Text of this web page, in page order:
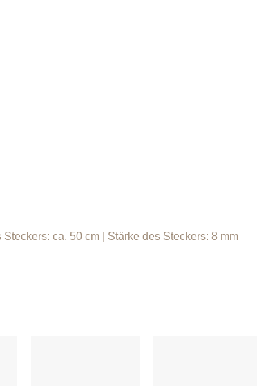
ca. 50 cm | Stärke des Steckers: 8 mm